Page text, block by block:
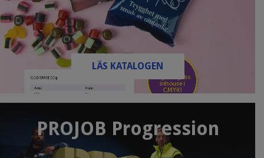
LÄS KATALOGEN
PROJOB Progression